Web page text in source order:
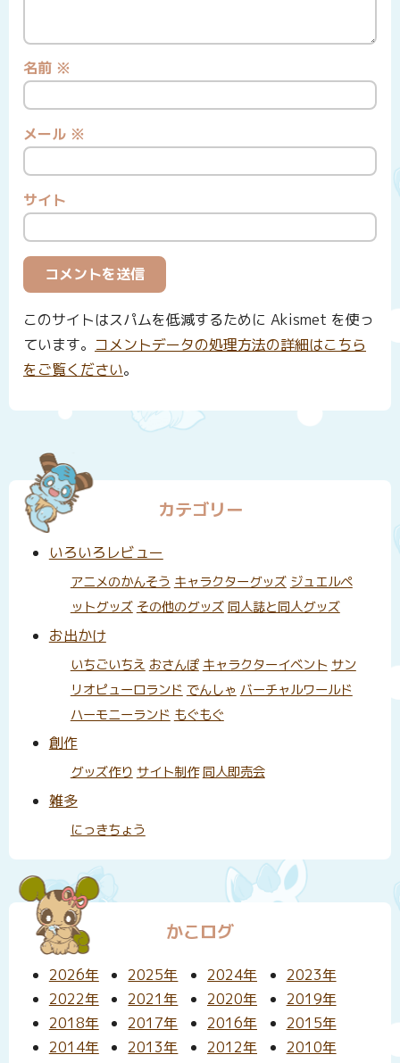
名前 ※
メール ※
サイト
このサイトはスパムを低減するために Akismet を使っ
ています。 コメントデータの処理方法の詳細はこちら
をご覧ください。
カテゴリー
いろいろレビュー
アニメのかんそう キャラクターグッズ ジュエルペ
ットグッズ その他のグッズ 同人誌と同人グッズ
お出かけ
いちごいちえ おさんぽ キャラクターイベント サン
リオピューロランド でんしゃ バーチャルワールド
ハーモニーランド もぐもぐ
創作
グッズ作り サイト制作 同人即売会
雑多
にっきちょう
かこログ
2026年 2025年 2024年
2023年
2022年
2021年 2020年
2019年
2018年
2017年 2016年
2015年
2014年
2013年 2012年 2010年